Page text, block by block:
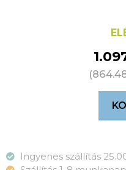
(
Ingyenes szállítás